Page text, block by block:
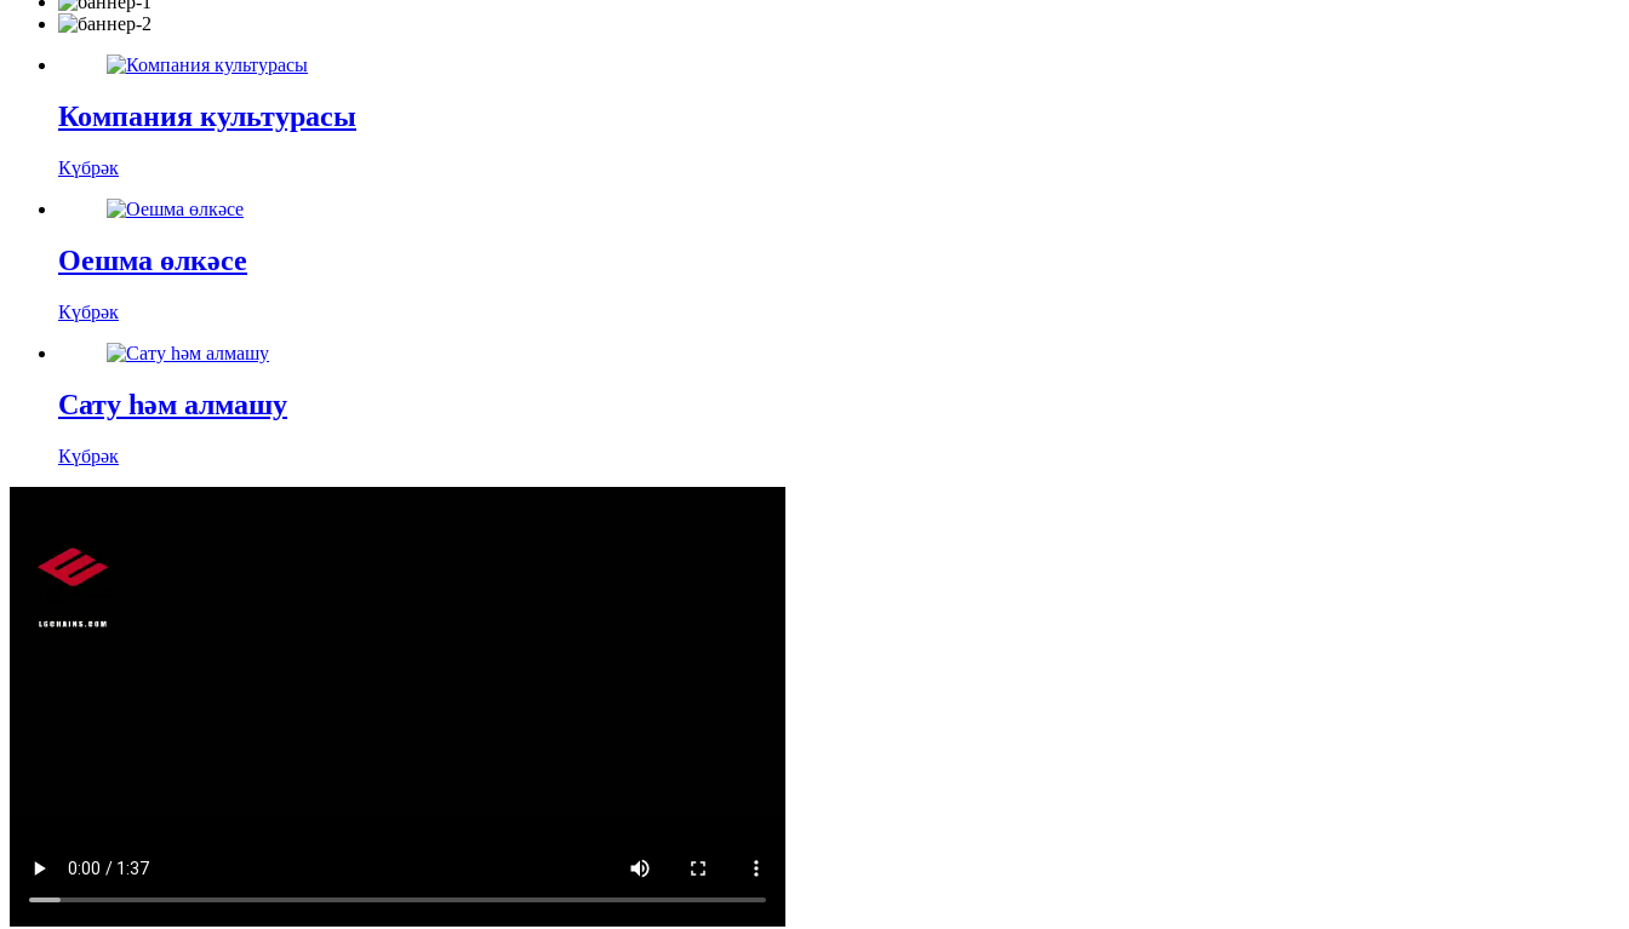
Компания культурасы
Күбрәк
Оешма өлкәсе
Күбрәк
Сату һәм алмашу
Күбрәк